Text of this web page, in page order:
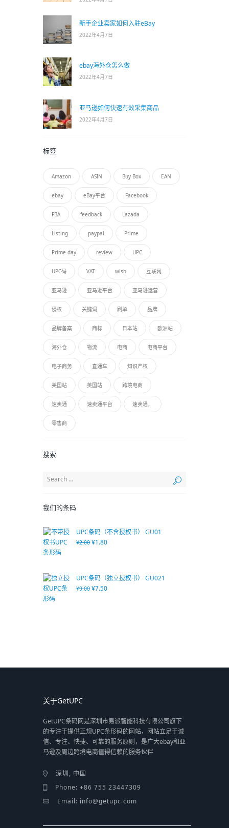
新手企业卖家如何入驻eBay
2022年4月7日
ebay海外仓怎么做
2022年4月7日
亚马逊如何快速有效采集商品
2022年4月7日
标签
Amazon ASIN Buy Box EAN
ebay eBay平台 Facebook
FBA feedback Lazada
Listing paypal Prime
Prime day review UPC
UPC码 VAT wish 互联网
亚马逊 亚马逊平台 亚马逊运营
侵权 关键词 刷单 品牌
品牌备案 商标 日本站 欧洲站
海外仓 物流 电商 电商平台
电子商务 直通车 知识产权
美国站 英国站 跨境电商
速卖通 速卖通平台 速卖通，
零售商
搜索
我们的条码
UPC条码（不含授权书） GU01
¥2.00 ¥1.80
UPC条码（独立授权书） GU021
¥9.00 ¥7.50
关于GetUPC
GetUPC条码网是深圳市易派智能科技有限公司旗下
的专注于提供正规UPC条形码的网站，网站立足于诚
信、专注、快捷、可靠的服务原则，是广大ebay和亚
马逊及周边跨境电商值得信赖的服务伙伴
深圳, 中国
Phone: +86 755 23447309
Email: info@getupc.com